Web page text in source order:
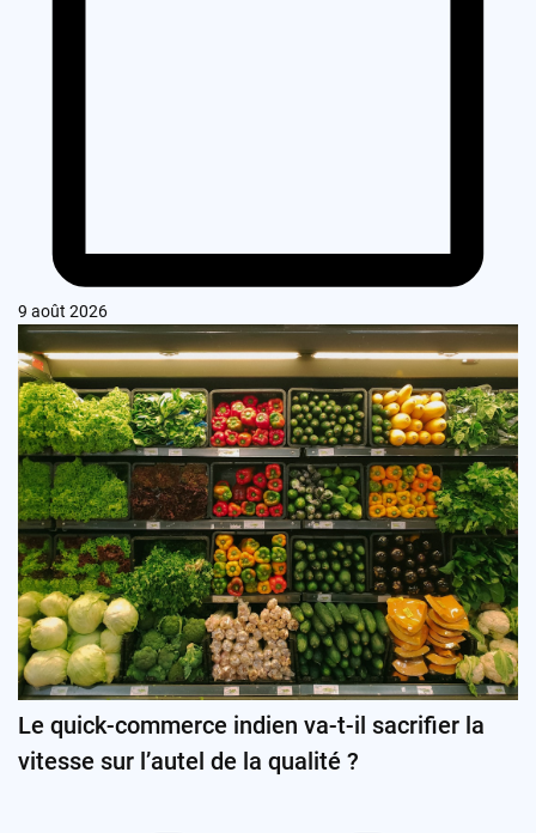
9 août 2026
Le quick-commerce indien va-t-il sacrifier la
vitesse sur l’autel de la qualité ?